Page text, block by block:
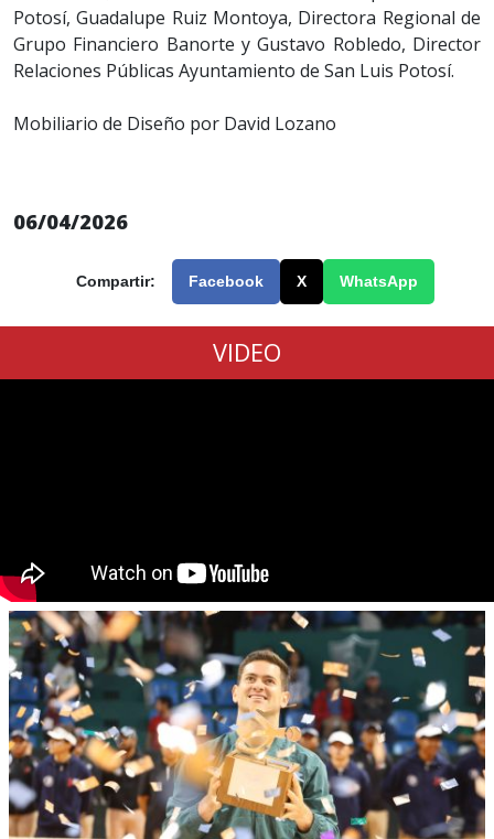
Potosí, Guadalupe Ruiz Montoya, Directora Regional de
Grupo Financiero Banorte y Gustavo Robledo, Director
Relaciones Públicas Ayuntamiento de San Luis Potosí.
Mobiliario de Diseño por David Lozano
06/04/2026
Compartir: Facebook X WhatsApp
VIDEO